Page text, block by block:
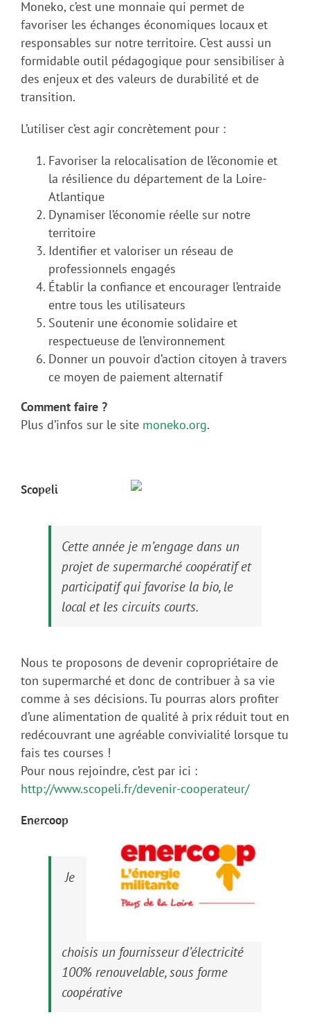
Moneko, c’est une monnaie qui permet de
favoriser les échanges économiques locaux et
responsables sur notre territoire. C’est aussi un
formidable outil pédagogique pour sensibiliser à
des enjeux et des valeurs de durabilité et de
transition.
L’utiliser c’est agir concrètement pour :
Favoriser la relocalisation de l’économie et
la résilience du département de la Loire-
Atlantique
Dynamiser l’économie réelle sur notre
territoire
Identifier et valoriser un réseau de
professionnels engagés
Établir la confiance et encourager l’entraide
entre tous les utilisateurs
Soutenir une économie solidaire et
respectueuse de l’environnement
Donner un pouvoir d’action citoyen à travers
ce moyen de paiement alternatif
Comment faire ?
Plus d’infos sur le site moneko.org.
Scopeli
Cette année je m’engage dans un
projet de supermarché coopératif et
participatif qui favorise la bio, le
local et les circuits courts.
Nous te proposons de devenir copropriétaire de
ton supermarché et donc de contribuer à sa vie
comme à ses décisions.Tu pourras alors profiter
d’une alimentation de qualité à prix réduit tout en
redécouvrant une agréable convivialité lorsque tu
fais tes courses !
Pour nous rejoindre, c’est par ici :
http://www.scopeli.fr/devenir-cooperateur/
Enercoop
Je
choisis un fournisseur d’électricité
100% renouvelable, sous forme
coopérative